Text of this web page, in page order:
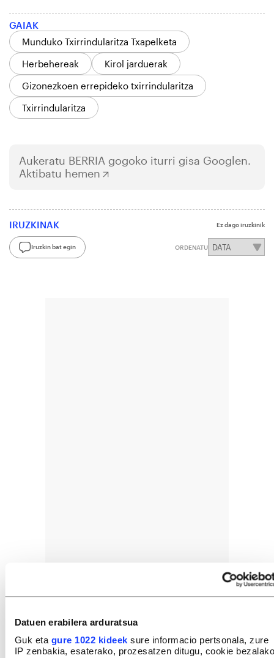
Datuen erabilera arduratsua
Guk eta gure 1022 kideek sure informacio pertsonala, zure
IP zenbakia, esaterako, prozesatzen ditugu, cookie bezalako
GAIAK
Munduko Txirrindularitza Txapelketa
Herbehereak
Kirol jarduerak
Gizonezkoen errepideko txirrindularitza
Txirrindularitza
Aukeratu BERRIA gogoko iturri gisa Googlen.
Aktibatu hemen
IRUZKINAK Ez dago iruzkinik
Iruzkin bat egin ORDENATU